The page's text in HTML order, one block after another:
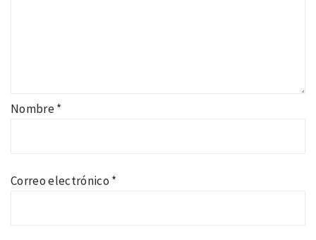
Nombre*
Correo electrónico *